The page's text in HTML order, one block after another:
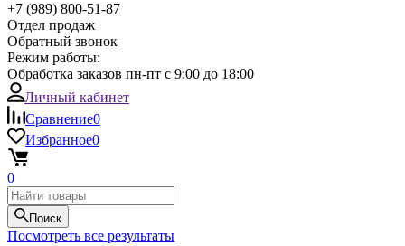
+7 (989) 800-51-87
Отдел продаж
Обратный звонок
Режим работы:
Обработка заказов пн-пт с 9:00 до 18:00
Личный кабинет
Сравнение0
Избранное0
0
Поиск
Посмотреть все результаты